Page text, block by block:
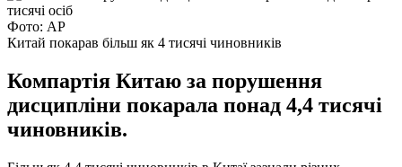
Фото: АР
Китай покарав більш як 4 тисячі чиновників
Компартія Китаю за порушення
дисципліни покарала понад 4,4 тисячі
чиновників.